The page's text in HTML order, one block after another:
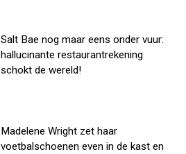
Salt Bae nog maar eens onder vuur:
hallucinante restaurantrekening
schokt de wereld!
Madelene Wright zet haar
voetbalschoenen even in de kast en